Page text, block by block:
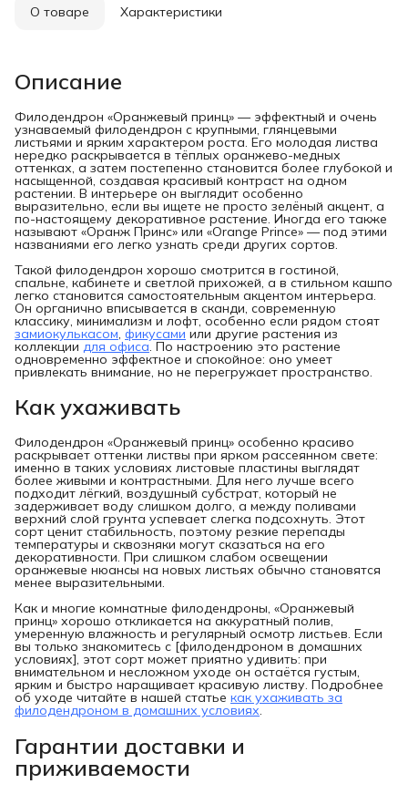
О товаре Характеристики
Описание
Филодендрон «Оранжевый принц» — эффектный и очень
узнаваемый филодендрон с крупными, глянцевыми
листьями и ярким характером роста. Его молодая листва
нередко раскрывается в тёплых оранжево-медных
оттенках, а затем постепенно становится более глубокой и
насыщенной, создавая красивый контраст на одном
растении. В интерьере он выглядит особенно
выразительно, если вы ищете не просто зелёный акцент, а
по-настоящему декоративное растение. Иногда его также
называют «Оранж Принс» или «Orange Prince» — под этими
названиями его легко узнать среди других сортов.
Такой филодендрон хорошо смотрится в гостиной,
спальне, кабинете и светлой прихожей, а в стильном кашпо
легко становится самостоятельным акцентом интерьера.
Он органично вписывается в сканди, современную
классику, минимализм и лофт, особенно если рядом стоят
замиокулькасом фикусамиили другие растения из
коллекции для офиса. По настроению это растение
одновременно эффектное и спокойное: оно умеет
привлекать внимание, но не перегружает пространство.
Как ухаживать
Филодендрон «Оранжевый принц» особенно красиво
раскрывает оттенки листвы при ярком рассеянном свете:
именно в таких условиях листовые пластины выглядят
более живыми и контрастными. Для него лучше всего
подходит лёгкий, воздушный субстрат, который не
задерживает воду слишком долго, а между поливами
верхний слой грунта успевает слегка подсохнуть. Этот
сорт ценит стабильность, поэтому резкие перепады
температуры и сквозняки могут сказаться на его
декоративности. При слишком слабом освещении
оранжевые нюансы на новых листьях обычно становятся
менее выразительными.
Как и многие комнатные филодендроны, «Оранжевый
принц» хорошо откликается на аккуратный полив,
умеренную влажность и регулярный осмотр листьев. Если
вы только знакомитесь с [филодендроном в домашних
условиях], этот сорт может приятно удивить: при
внимательном и несложном уходе он остаётся густым,
ярким и быстро наращивает красивую листву. Подробнее
об уходе читайте в нашей статье как ухаживать за
филодендроном в домашних условиях.
Гарантии доставки и
приживаемости